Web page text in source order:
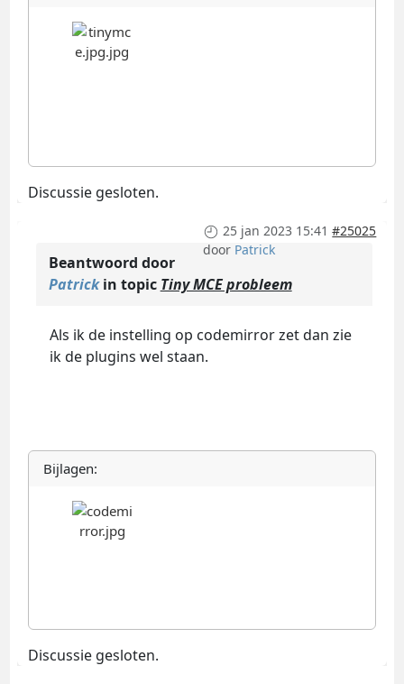
Discussie gesloten.
25 jan 2023 15:41 #25025
door Patrick
Beantwoord door
Patrickin topic Tiny MCE probleem
Als ik de instelling op codemirror zet dan zie
ik de plugins wel staan.
Bijlagen:
Discussie gesloten.